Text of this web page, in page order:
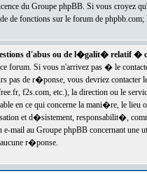
du Groupe phpBB. Si vous croyez
de fonctions sur le forum de
d'abus ou de l�galit� relatif �
forum. Si vous n'arrivez pas � le
pas de r�ponse, vous devriez
f2s.com, etc.), la direction ou le
en ce qui concerne la mani�re, le
et d�sistement, responsabilit�,
mail au Groupe phpBB concernant une
r�ponse.